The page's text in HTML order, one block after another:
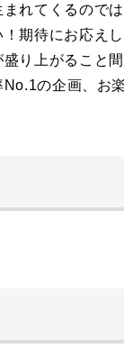
れてくるので
期待にお応え
り上がること間
の企画、お